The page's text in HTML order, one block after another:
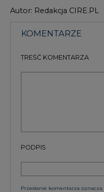
Autor: Redakcja CIRE.PL
KOMENTARZE
TREŚĆ KOMENTARZA
PODPIS
Przesłanie komentarza